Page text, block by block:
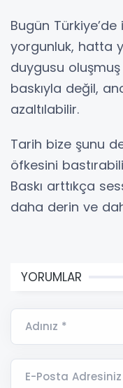
Bugün
yorgunluk, hatta
duygusu
baskıyla değil,
azaltılabilir.
Tarih bize şunu
öfkesini
Baskı arttıkça
daha derin ve
YORUMLAR
Adınız *
E-Posta